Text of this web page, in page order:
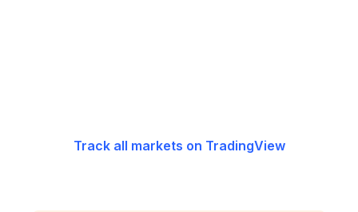
Track all markets on TradingView